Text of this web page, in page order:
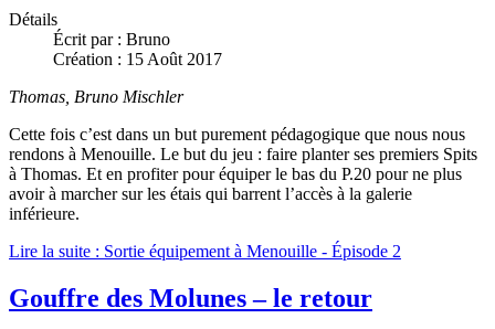
Détails
Écrit par : Bruno
Création : 15 Août 2017
Thomas, Bruno Mischler
Cette fois c’est dans un but purement pédagogique que nous nous
rendons à Menouille. Le but du jeu : faire planter ses premiers Spits
à Thomas. Et en profiter pour équiper le bas du P.20 pour ne plus
avoir à marcher sur les étais qui barrent l’accès à la galerie
inférieure.
Lire la suite : Sortie équipement à Menouille - Épisode 2
Gouffre des Molunes – le retour